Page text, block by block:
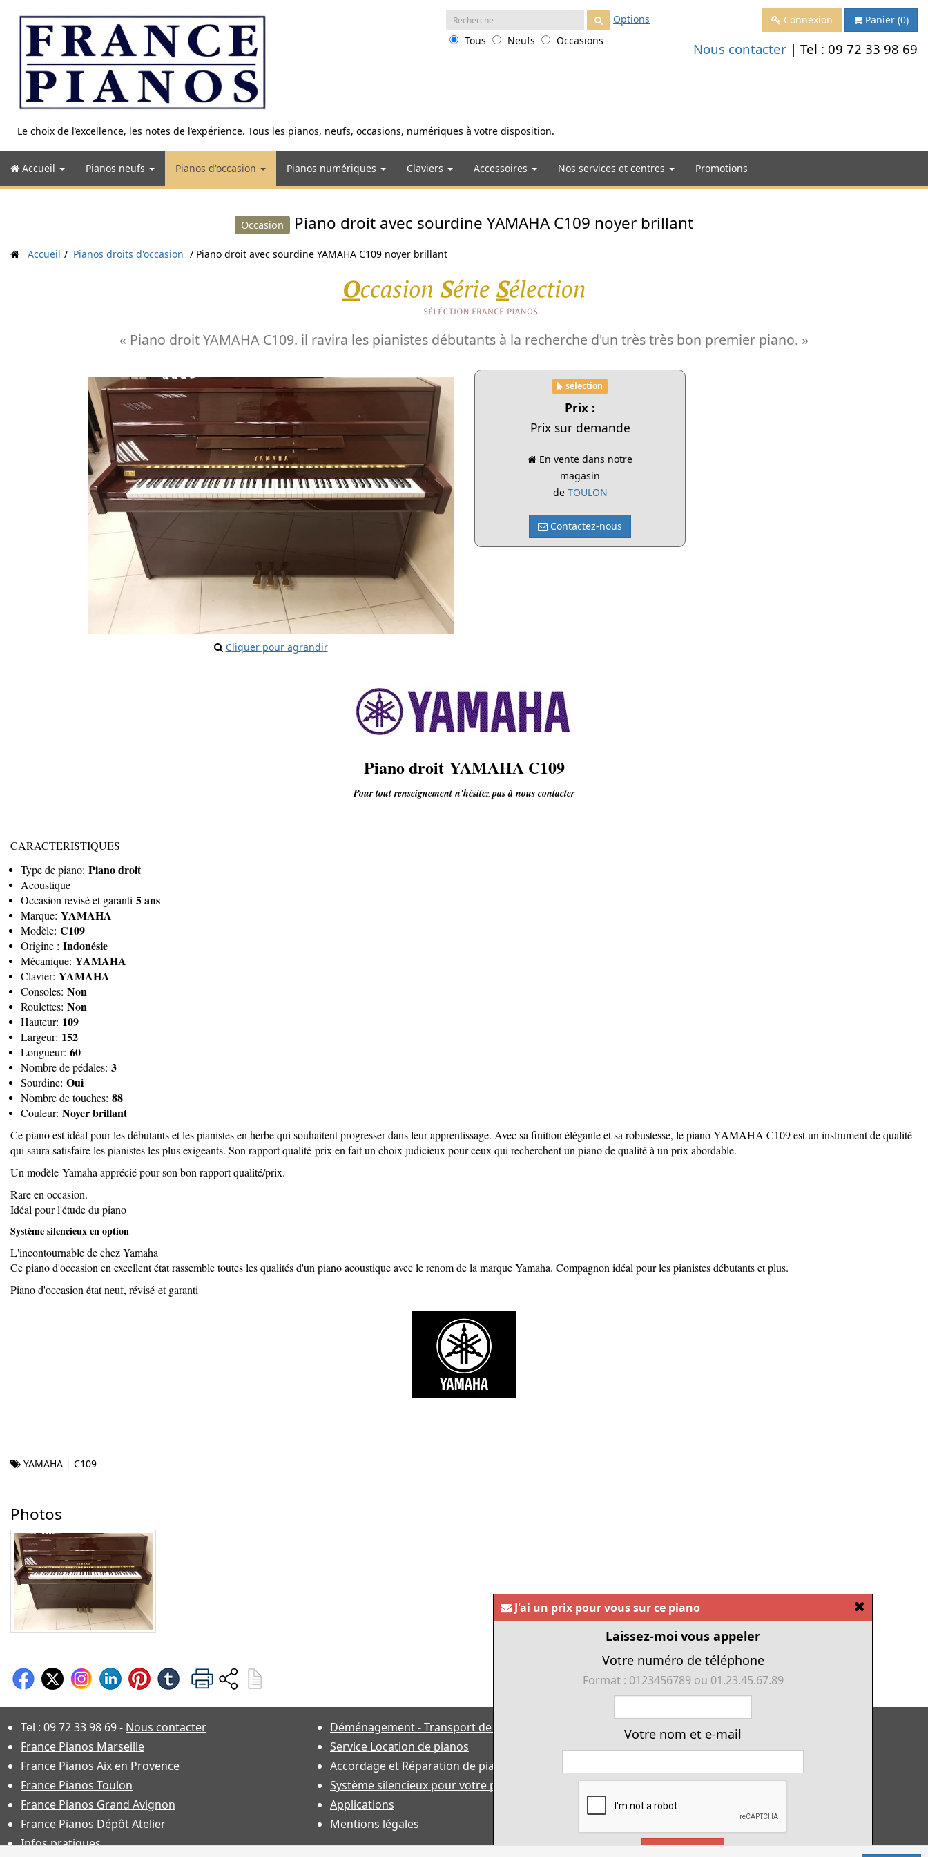
contenu
Le choix de l’excellence, les notes de l’expérience. Tous les pianos, neufs, occasions, numériques à votre disposition.
Recherche
:
Options
Tous
Neufs Occasions
Connexion Panier (0)
Nous contacter | Tel : 09 72 33 98 69
Accueil Pianos neufs Pianos d'occasion Pianos numériques Claviers Accessoires Nos services et centres Promotions
Occasion Piano droit avec sourdine YAMAHA C109 noyer brillant
Accueil Pianos droits d'occasion Piano droit avec sourdine YAMAHA C109 noyer brillant
« Piano droit YAMAHA C109. il ravira les pianistes débutants à la recherche d'un très très bon premier piano. »
Cliquer pour agrandir
selection
Prix :
Prix sur demande
En vente dans notre
magasin
de TOULON
Contactez-nous
Piano droit YAMAHA C109
Pour tout renseignement n'hésitez pas à nous contacter
CARACTERISTIQUES
Type de piano: Piano droit
Acoustique
Occasion revisé et garanti 5 ans
Marque: YAMAHA
Modèle: C109
Origine : Indonésie
Mécanique: YAMAHA
Clavier: YAMAHA
Consoles: Non
Roulettes: Non
Hauteur: 109
Largeur: 152
Longueur: 60
Nombre de pédales: 3
Sourdine: Oui
Nombre de touches: 88
Couleur: Noyer brillant
Ce piano est idéal pour les débutants et les pianistes en herbe qui souhaitent progresser dans leur apprentissage. Avec sa finition élégante et sa robustesse, le piano YAMAHA C109 est un instrument de qualité
qui saura satisfaire les pianistes les plus exigeants. Son rapport qualité-prix en fait un choix judicieux pour ceux qui recherchent un piano de qualité à un prix abordable.
Un modèle Yamaha apprécié pour son bon rapport qualité/prix.
Rare en occasion.
Idéal pour l'étude du piano
Système silencieux en option
L'incontournable de chez Yamaha
Ce piano d'occasion en excellent état rassemble toutes les qualités d'un piano acoustique avec le renom de la marque Yamaha. Compagnon idéal pour les pianistes débutants et plus.
Piano d'occasion état neuf, révisé et garanti
YAMAHA C109
Photos
J'ai un prix pour vous sur ce piano
Laissez-moi vous appeler
Votre numéro de téléphone
Format : 0123456789 ou 01.23.45.67.89
Votre nom et e-mail
Tel : 09 72 33 98 69- Nous contacter
France Pianos Marseille
France Pianos Aix en Provence
France Pianos Toulon
France Pianos Grand Avignon
France Pianos Dépôt Atelier
Infos pratiques
Déménagement - Transport de pianos
Service Location de pianos
Accordage et Réparation de piano
Système silencieux pour votre piano
Applications
Mentions légales
Tous nos pianos d'occasion
Location avec option d'achat
Conditions générales de vente
Offres d'emploi & contrat d'apprentissage